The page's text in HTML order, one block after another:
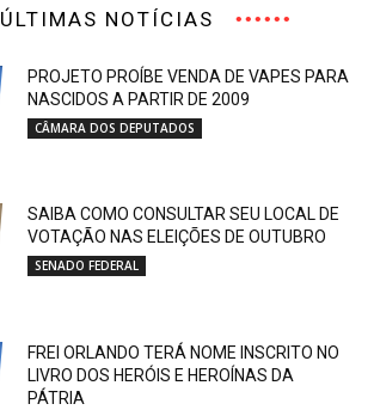
ÚLTIMAS NOTÍCIAS
PROJETO PROÍBE VENDA DE VAPES PARA
NASCIDOS A PARTIR DE 2009
CÂMARA DOS DEPUTADOS
SAIBA COMO CONSULTAR SEU LOCAL DE
VOTAÇÃO NAS ELEIÇÕES DE OUTUBRO
SENADO FEDERAL
FREI ORLANDO TERÁ NOME INSCRITO NO
LIVRO DOS HERÓIS E HEROÍNAS DA
PÁTRIA